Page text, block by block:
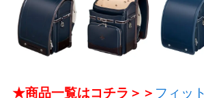
★商品一覧はコチラ＞＞ フィッ